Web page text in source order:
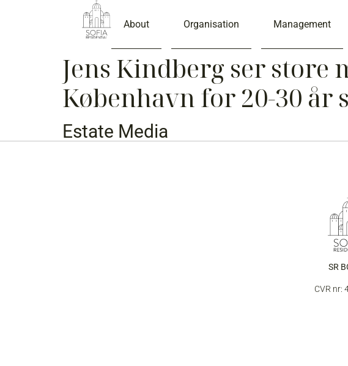
About Organisation Management
Jens Kindberg ser store
København for 20-30 år
Estate Media
SR
CVR nr: